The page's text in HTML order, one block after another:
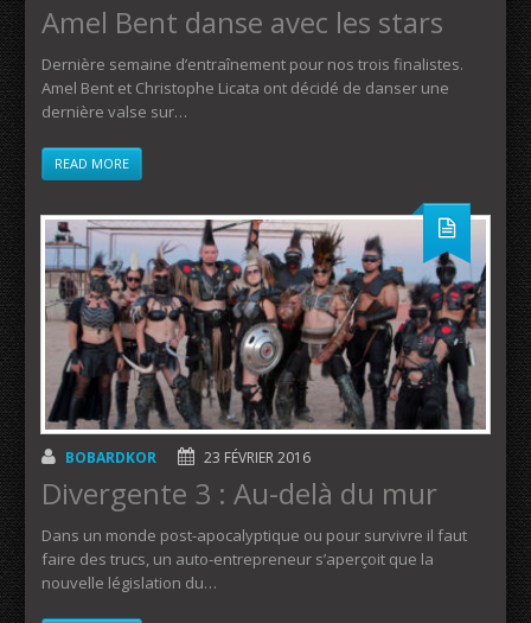
Amel Bent danse avec les stars
Dernière semaine d’entraînement pour nos trois finalistes.
Amel Bent et Christophe Licata ont décidé de danser une
dernière valse sur…
READ MORE
BOBARDKOR 23 FÉVRIER 2016
Divergente 3 : Au-delà du mur
Dans un monde post-apocalyptique ou pour survivre il faut
faire des trucs, un auto-entrepreneur s’aperçoit que la
nouvelle législation du…